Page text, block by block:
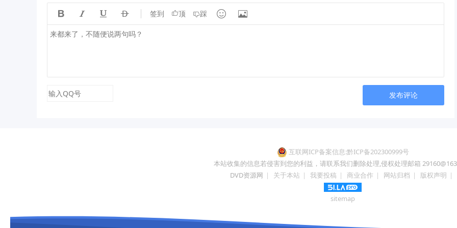
    签到 顶 踩  
发布评论
互联网ICP备案信息:黔ICP备202300999号
本站收集的信息若侵害到您的利益，请联系我们删除处理,侵权处理邮箱
DVD资源网 | 关于本站 | 我要投稿 | 商业合作 | 网站归档 | 版权声明 |
sitemap